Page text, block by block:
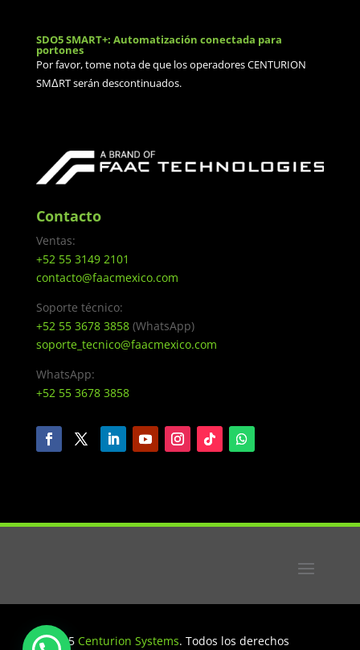
SDO5 SMART+: Automatización conectada para
portones
Por favor, tome nota de que los operadores CENTURION
SMΔRT serán descontinuados.
Contacto
Ventas:
+52 55 3149 2101
contacto@faacmexico.com
Soporte técnico:
+52 55 3678 3858(WhatsApp)
soporte_tecnico@faacmexico.com
WhatsApp:
+52 55 3678 3858
© 2025 Centurion Systems. Todos los derechos